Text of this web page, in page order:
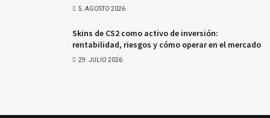
5. AGOSTO 2026
Skins de CS2 como activo de inversión:
rentabilidad, riesgos y cómo operar en el mercado
29. JULIO 2026